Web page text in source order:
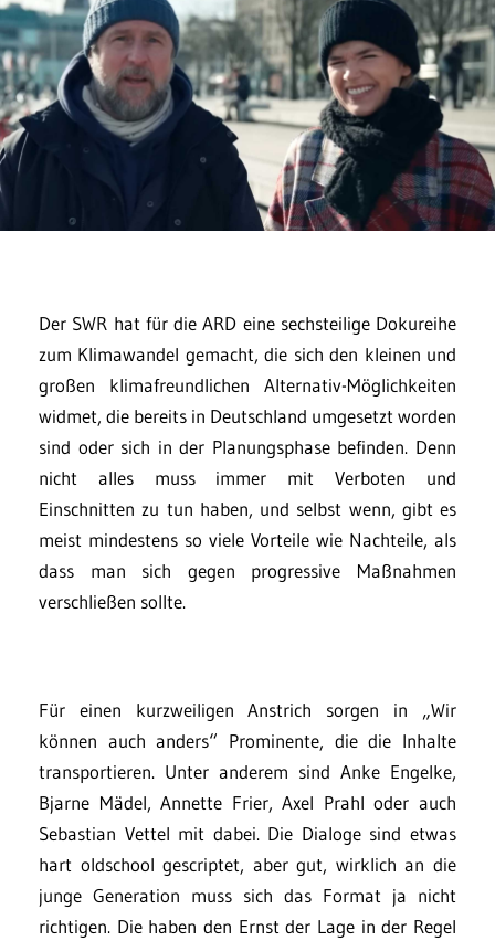
Der SWR hat für die ARD eine sechsteilige Dokureihe
zum Klimawandel gemacht, die sich den kleinen und
großen klimafreundlichen Alternativ-Möglichkeiten
widmet, die bereits in Deutschland umgesetzt worden
sind oder sich in der Planungsphase befinden. Denn
nicht alles muss immer mit Verboten und
Einschnitten zu tun haben, und selbst wenn, gibt es
meist mindestens so viele Vorteile wie Nachteile, als
dass man sich gegen progressive Maßnahmen
verschließen sollte.
Für einen kurzweiligen Anstrich sorgen in „Wir
können auch anders“ Prominente, die die Inhalte
transportieren. Unter anderem sind Anke Engelke,
Bjarne Mädel, Annette Frier, Axel Prahl oder auch
Sebastian Vettel mit dabei. Die Dialoge sind etwas
hart oldschool gescriptet, aber gut, wirklich an die
junge Generation muss sich das Format ja nicht
richtigen. Die haben den Ernst der Lage in der Regel